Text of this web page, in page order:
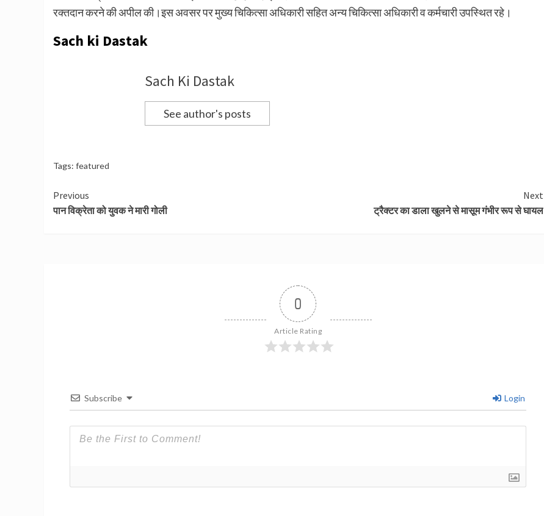
रक्तदान करने की अपील की।इस अवसर पर मुख्य चिकित्सा अधिकारी सहित अन्य चिकित्सा अधिकारी व कर्मचारी उपस्थित रहे।
Sach ki Dastak
Sach Ki Dastak
See author's posts
Tags: featured
Continue
Reading
Previous
पान विक्रेता को युवक ने मारी गोली
Next
ट्रैक्टर का डाला खुलने से मासूम गंभीर रूप से घायल
0
Article Rating
Subscribe Login